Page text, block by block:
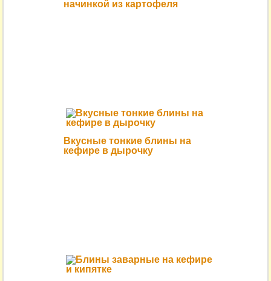
начинкой из картофеля
Вкусные тонкие блины на
кефире в дырочку